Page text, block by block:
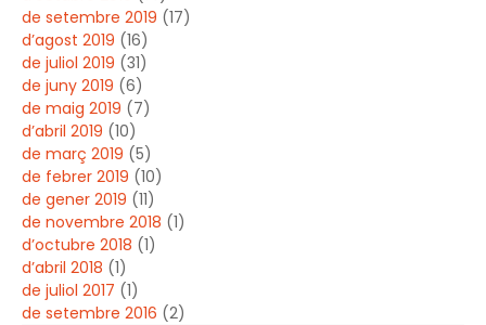
de setembre 2019 (17)
d’agost 2019 (16)
de juliol 2019 (31)
de juny 2019 (6)
de maig 2019 (7)
d’abril 2019 (10)
de març 2019 (5)
de febrer 2019 (10)
de gener 2019 (11)
de novembre 2018 (1)
d’octubre 2018 (1)
d’abril 2018 (1)
de juliol 2017 (1)
de setembre 2016 (2)